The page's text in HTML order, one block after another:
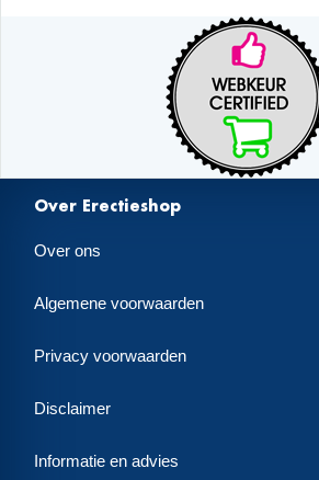
Over Erectieshop
Over ons
Algemene voorwaarden
Privacy voorwaarden
Disclaimer
Informatie en advies